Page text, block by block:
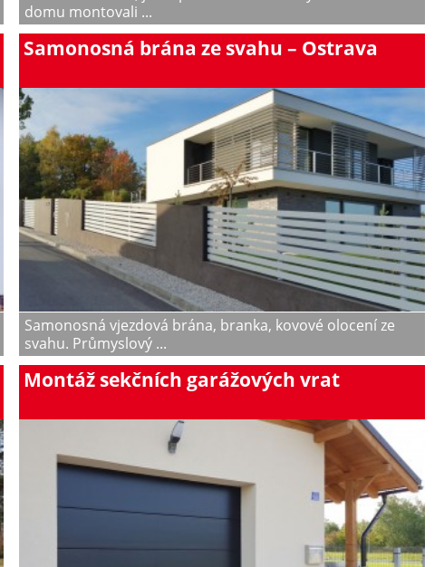
domu montovali ...
Samonosná brána ze svahu – Ostrava
Samonosná vjezdová brána, branka, kovové olocení ze
svahu. Průmyslový ...
Montáž sekčních garážových vrat